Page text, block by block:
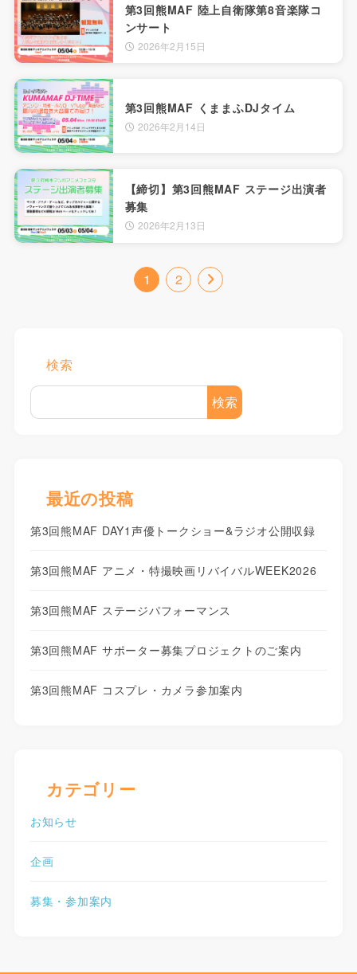
第3回熊MAF 陸上自衛隊第8音楽隊コ
ンサート
2026年2月15日
第3回熊MAF くままふDJタイム
2026年2月14日
【締切】第3回熊MAF ステージ出演者
募集
2026年2月13日
1 2
検索
検索
最近の投稿
第3回熊MAF DAY1声優トークショー&ラジオ公開収録
第3回熊MAF アニメ・特撮映画リバイバルWEEK2026
第3回熊MAF ステージパフォーマンス
第3回熊MAF サポーター募集プロジェクトのご案内
第3回熊MAF コスプレ・カメラ参加案内
カテゴリー
お知らせ
企画
募集・参加案内